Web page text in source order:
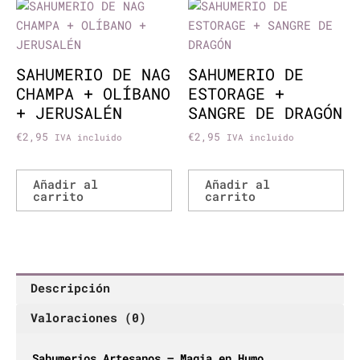
Descripción
Valoraciones (0)
SAHUMERIO DE NAG
CHAMPA + OLÍBANO
+ JERUSALÉN
€2,95 IVA incluido
Añadir al
carrito
SAHUMERIO DE
ESTORAGE +
SANGRE DE DRAGÓN
€2,95 IVA incluido
Añadir al
carrito